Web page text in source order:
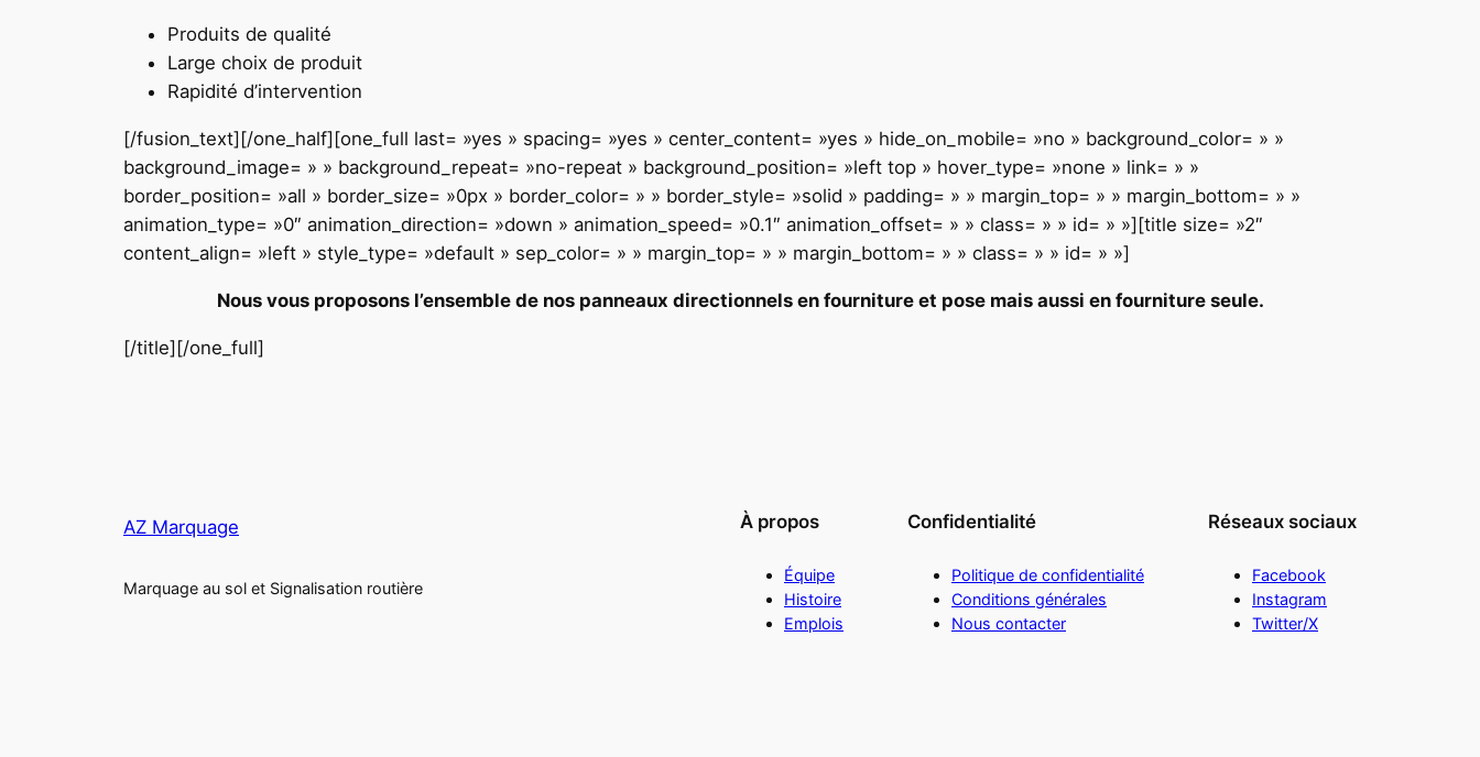
Produits de qualité
Large choix de produit
Rapidité d’intervention
[/fusion_text][/one_half][one_full last= »yes » spacing= »yes » center_content= »yes » hide_on_mobile= »no » background_color= » »
background_image= » » background_repeat= »no-repeat » background_position= »left top » hover_type= »none » link= » »
border_position= »all » border_size= »0px » border_color= » » border_style= »solid » padding= » » margin_top= » » margin_bottom= » »
animation_type= »0″ animation_direction= »down » animation_speed= »0.1″ animation_offset= » » class= » » id= » »][title size= »2″
content_align= »left » style_type= »default » sep_color= » » margin_top= » » margin_bottom= » » class= » » id= » »]
Nous vous proposons l’ensemble de nos panneaux directionnels en fourniture et pose mais aussi en fourniture seule.
[/title][/one_full]
AZ Marquage
Marquage au sol et Signalisation routière
À propos
Équipe
Histoire
Emplois
Confidentialité
Politique de confidentialité
Conditions générales
Nous contacter
Réseaux sociaux
Facebook
Instagram
Twitter/X